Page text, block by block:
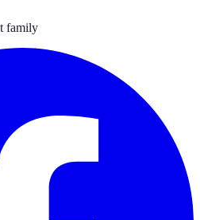
family